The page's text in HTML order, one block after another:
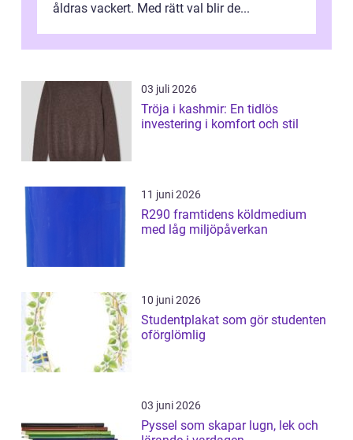
åldras vackert. Med rätt val blir de...
03 juli 2026
Tröja i kashmir: En tidlös
investering i komfort och stil
11 juni 2026
R290 framtidens köldmedium
med låg miljöpåverkan
10 juni 2026
Studentplakat som gör studenten
oförglömlig
03 juni 2026
Pyssel som skapar lugn, lek och